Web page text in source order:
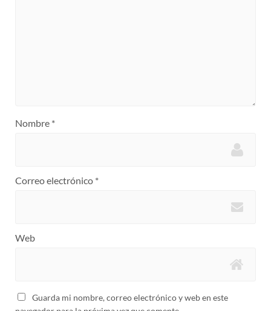
Nombre *
Correo electrónico *
Web
Guarda mi nombre, correo electrónico y web en este
navegador para la próxima vez que comente.